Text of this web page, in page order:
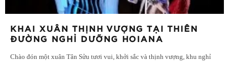
KHAI XUÂN THỊNH VƯỢNG TẠI THIÊN
ĐƯỜNG NGHỈ DƯỠNG HOIANA
Chào đón một xuân Tân Sửu tươi vui, khởi sắc và thịnh vượng, khu nghỉ